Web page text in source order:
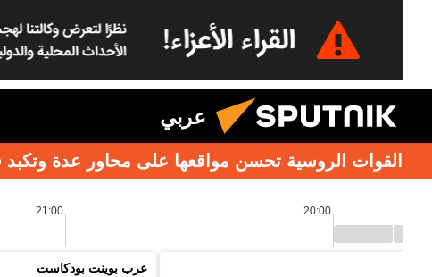
عربي
القوات الروسية تحسن مواقعها على محاور عدة
20:00
21:00
عرب بوينت بودكاست